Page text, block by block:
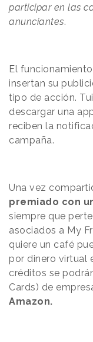
participar en las
anunciantes.
El
insertan su
tipo de acción.
descargar una
reciben la
campaña.
Una vez
premiado con
siempre que
asociados a My
quiere un café
por dinero virtual
créditos se
Cards) de
Amazon.